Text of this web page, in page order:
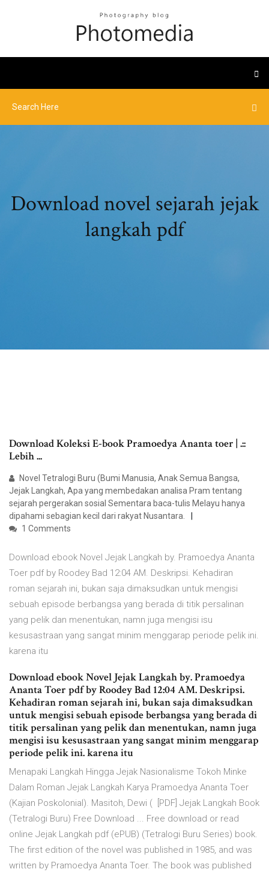
Download novel sejarah jejak
langkah pdf
Download Koleksi E-book Pramoedya Ananta toer | .::
Lebih ...
Novel Tetralogi Buru (Bumi Manusia, Anak Semua Bangsa,
Jejak Langkah, Apa yang membedakan analisa Pram tentang
sejarah pergerakan sosial Sementara baca-tulis Melayu hanya
dipahami sebagian kecil dari rakyat Nusantara.
1 Comments
Download ebook Novel Jejak Langkah by. Pramoedya Ananta
Toer pdf by Roodey Bad 12:04 AM. Deskripsi. Kehadiran
roman sejarah ini, bukan saja dimaksudkan untuk mengisi
sebuah episode berbangsa yang berada di titik persalinan
yang pelik dan menentukan, namn juga mengisi isu
kesusastraan yang sangat minim menggarap periode pelik ini.
karena itu
Download ebook Novel Jejak Langkah by. Pramoedya
Ananta Toer pdf by Roodey Bad 12:04 AM. Deskripsi.
Kehadiran roman sejarah ini, bukan saja dimaksudkan
untuk mengisi sebuah episode berbangsa yang berada di
titik persalinan yang pelik dan menentukan, namn juga
mengisi isu kesusastraan yang sangat minim menggarap
periode pelik ini. karena itu
Menapaki Langkah Hingga Jejak Nasionalisme Tokoh Minke
Dalam Roman Jejak Langkah Karya Pramoedya Ananta Toer
(Kajian Poskolonial). Masitoh, Dewi ( [PDF] Jejak Langkah Book
(Tetralogi Buru) Free Download ... Free download or read
online Jejak Langkah pdf (ePUB) (Tetralogi Buru Series) book.
The first edition of the novel was published in 1985, and was
written by Pramoedya Ananta Toer. The book was published